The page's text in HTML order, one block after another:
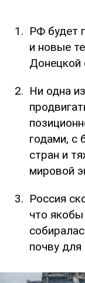
РФ будет
и новые
Донецкой
Ни одна
годами, с
стран и
мировой
Россия
что якобы
почву